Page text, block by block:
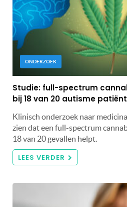
ONDERZOEK
Studie: full-spectrum
bij 18 van 20 autisme
Klinisch onderzoek naar
zien dat een full-spectrum
18 van 20 gevallen helpt.
LEES VERDER